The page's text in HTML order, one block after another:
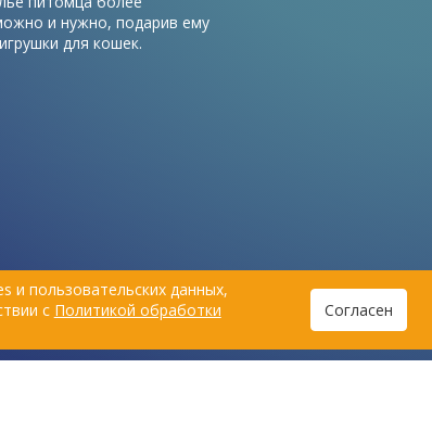
пользовательских данных,
с Политикой обработки
Согласен
и нужно, подарив ему
для кошек.